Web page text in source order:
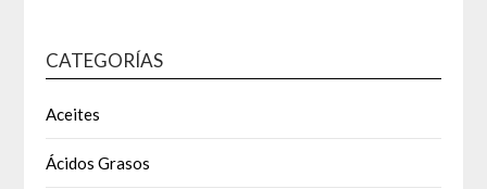
CATEGORÍAS
Aceites
Ácidos Grasos